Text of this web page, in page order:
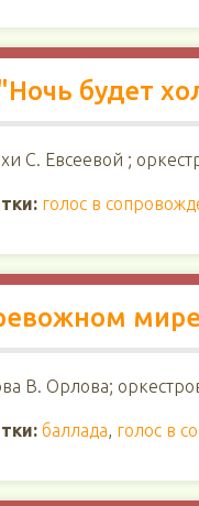
будет
С. Евсеевой ;
голос в
В. Орлова;
баллада, голос в